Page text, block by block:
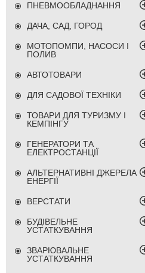
ПНЕВМООБЛАДНАННЯ
ДАЧА, САД, ГОРОД
МОТОПОМПИ, НАСОСИ І
ПОЛИВ
АВТОТОВАРИ
ДЛЯ САДОВОЇ ТЕХНІКИ
ТОВАРИ ДЛЯ ТУРИЗМУ І
КЕМПІНГУ
ГЕНЕРАТОРИ ТА
ЕЛЕКТРОСТАНЦІЇ
АЛЬТЕРНАТИВНІ ДЖЕРЕЛА
ЕНЕРГІЇ
ВЕРСТАТИ
БУДІВЕЛЬНЕ
УСТАТКУВАННЯ
ЗВАРЮВАЛЬНЕ
УСТАТКУВАННЯ